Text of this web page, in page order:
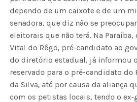
dependo de um caixote e de um
senadora, que diz não se
eleitorais que não terá. Na Paraíba,
Vital do Rêgo, pré-candidato ao
do diretório estadual, já informou
reservado para o pré-candidato do
da Silva, até por causa da aliança
com os petistas locais, tendo o ex-